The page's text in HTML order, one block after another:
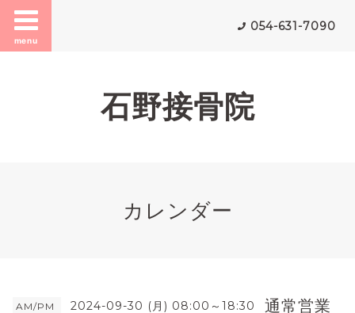
menu
054-631-7090
石野接骨院
カレンダー
AM/PM 2024-09-30 (月) 08:00～18:30 通常営業